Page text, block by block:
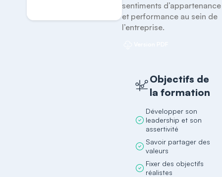
sentiments d’appartenance
et performance au sein de
l’entreprise.
Objectifs de
la formation
Développer son
leadership et son
assertivité
Savoir partager des
valeurs
Fixer des objectifs
réalistes